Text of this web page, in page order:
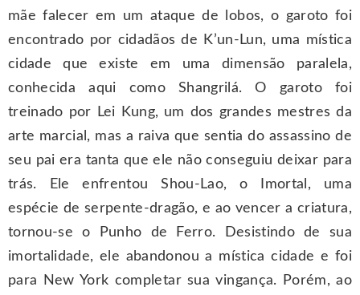
mãe falecer em um ataque de lobos, o garoto foi
encontrado por cidadãos de K’un-Lun, uma mística
cidade que existe em uma dimensão paralela,
conhecida aqui como Shangrilá. O garoto foi
treinado por Lei Kung, um dos grandes mestres da
arte marcial, mas a raiva que sentia do assassino de
seu pai era tanta que ele não conseguiu deixar para
trás. Ele enfrentou Shou-Lao, o Imortal, uma
espécie de serpente-dragão, e ao vencer a criatura,
tornou-se o Punho de Ferro. Desistindo de sua
imortalidade, ele abandonou a mística cidade e foi
para New York completar sua vingança. Porém, ao